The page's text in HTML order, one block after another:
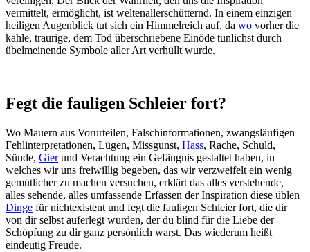
vermittelt, ermöglicht, ist weltenallerschütternd. In einem einzigen
heiligen Augenblick tut sich ein Himmelreich auf, da wo vorher die
kahle, traurige, dem Tod überschriebene Einöde tunlichst durch
übelmeinende Symbole aller Art verhüllt wurde.
Fegt die fauligen Schleier fort?
Wo Mauern aus Vorurteilen, Falschinformationen, zwangsläufigen
Fehlinterpretationen, Lügen, Missgunst, Hass, Rache, Schuld,
Sünde, Gierund Verachtung ein Gefängnis gestaltet haben, in
welches wir uns freiwillig begeben, das wir verzweifelt ein wenig
gemütlicher zu machen versuchen, erklärt das alles verstehende,
alles sehende, alles umfassende Erfassen der Inspiration diese üblen
Dinge für nichtexistent und fegt die fauligen Schleier fort, die dir
von dir selbst auferlegt wurden, der du blind für die Liebe der
Schöpfung zu dir ganz persönlich warst. Das wiederum heißt
eindeutig Freude.